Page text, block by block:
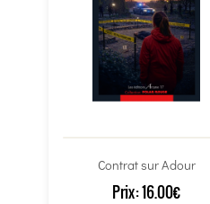
Contrat sur Adour
Prix:16.00€